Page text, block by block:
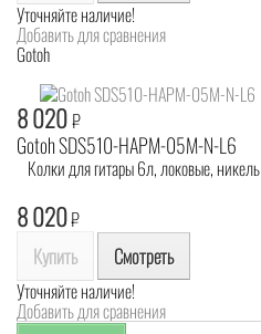
Уточняйте наличие!
Добавить для сравнения
Gotoh
8 020₽
Gotoh SDS510-HAPM-05M-N-L6
Колки для гитары 6л, локовые, никель
8 020₽
Купить Смотреть
Уточняйте наличие!
Добавить для сравнения